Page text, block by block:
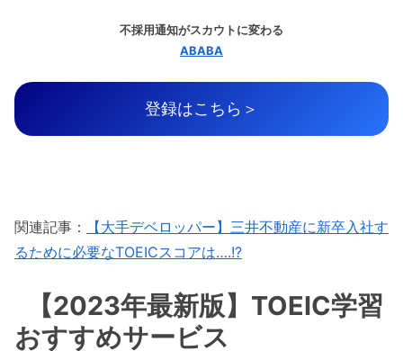
不採用通知がスカウトに変わる
ABABA
登録はこちら＞
関連記事：
【大手デベロッパー】三井不動産に新卒入社す
るために必要なTOEICスコアは….!?
【2023年最新版】TOEIC学習
おすすめサービス